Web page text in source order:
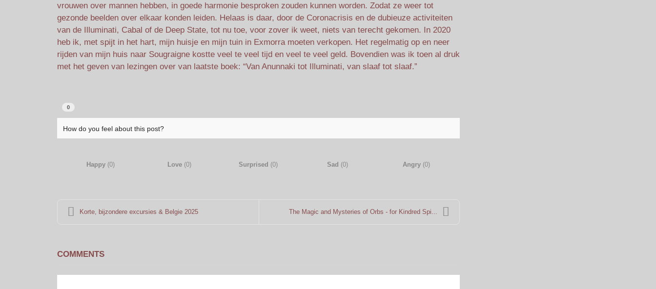
vrouwen over mannen hebben, in goede harmonie besproken zouden kunnen worden. Zodat ze weer tot
gezonde beelden over elkaar konden leiden. Helaas is daar, door de Coronacrisis en de dubieuze activiteiten
van de Illuminati, Cabal of de Deep State, tot nu toe, voor zover ik weet, niets van terecht gekomen. In 2020
heb ik, met spijt in het hart, mijn huisje en mijn tuin in Exmorra moeten verkopen. Het regelmatig op en neer
rijden van mijn huis naar Sougraigne kostte veel te veel tijd en veel te veel geld. Bovendien was ik toen al druk
met het geven van lezingen over van laatste boek: “Van Anunnaki tot Illuminati, van slaaf tot slaaf.”
0
How do you feel about this post?
Happy(0) Love (0) Surprised (0) Sad (0) Angry (0)
Korte, bijzondere excursies & Belgie 2025 The Magic and Mysteries of Orbs - for Kindred Spi...
COMMENTS